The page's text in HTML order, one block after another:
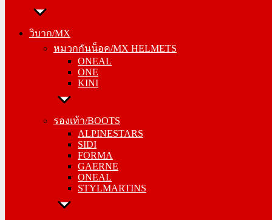
วิบาก/MX
หมวกกันน็อค/MX HELMETS
ONEAL
ONE
KINI
รองเท้า/BOOTS
ALPINESTARS
SIDI
FORMA
GAERNE
ONEAL
STYLMARTINS
วิบาก/MX
ONE
KINI
รองเท้า/BOOTS
SIDI
FORMA
GAERNE
ONEAL
STYLMARTINS
ชุด/JERSEY&PANTS